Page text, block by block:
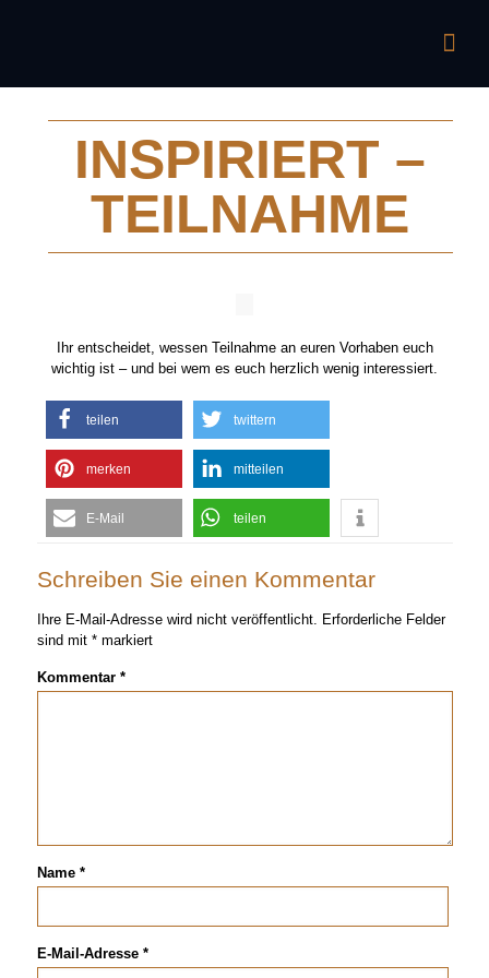
INSPIRIERT –
TEILNAHME
Ihr entscheidet, wessen Teilnahme an euren Vorhaben euch
wichtig ist – und bei wem es euch herzlich wenig interessiert.
teilen twittern
merken mitteilen
E-Mail teilen
Schreiben Sie einen Kommentar
Ihre E-Mail-Adresse wird nicht veröffentlicht. Erforderliche Felder
sind mit *markiert
Kommentar *
Name *
E-Mail-Adresse *